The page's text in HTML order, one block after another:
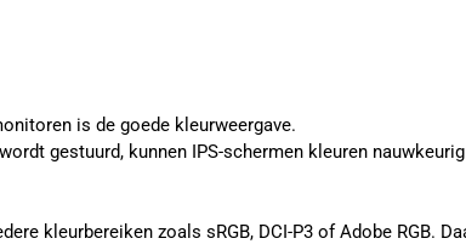
is de goede kleurweergave.
gestuurd, kunnen IPS-schermen kleuren
kleurbereiken zoals sRGB, DCI-P3 of Adobe RGB.